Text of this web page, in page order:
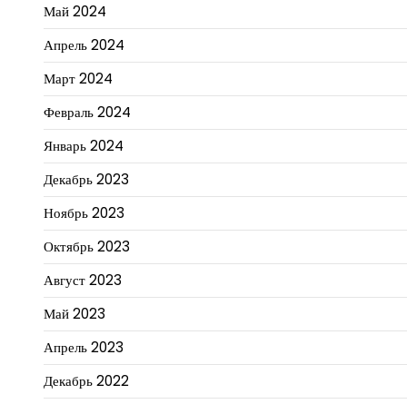
Май 2024
Апрель 2024
Март 2024
Февраль 2024
Январь 2024
Декабрь 2023
Ноябрь 2023
Октябрь 2023
Август 2023
Май 2023
Апрель 2023
Декабрь 2022